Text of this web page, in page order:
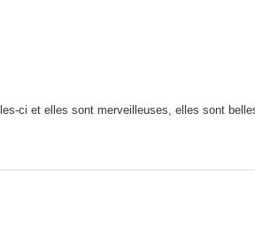
ci et elles sont merveilleuses, elles sont